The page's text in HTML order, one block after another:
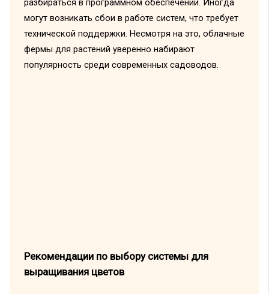
могут возникать сбои в работе систем, что требует
технической поддержки. Несмотря на это, облачные
фермы для растений уверенно набирают
популярность среди современных садоводов.
Рекомендации по выбору системы для
выращивания цветов